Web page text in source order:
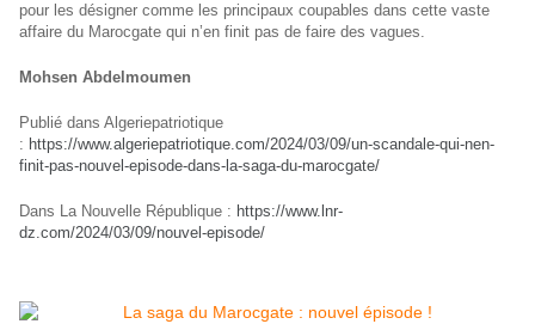
pour les désigner comme les principaux coupables dans cette vaste
affaire du Marocgate qui n’en finit pas de faire des vagues.
Mohsen Abdelmoumen
Publié dans Algeriepatriotique
: https://www.algeriepatriotique.com/2024/03/09/un-scandale-qui-nen-
finit-pas-nouvel-episode-dans-la-saga-du-marocgate/
Dans La Nouvelle République : https://www.lnr-
dz.com/2024/03/09/nouvel-episode/